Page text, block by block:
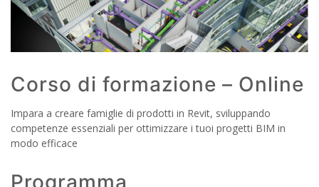
Corso di formazione – Online
Impara a creare famiglie di prodotti in Revit, sviluppando
competenze essenziali per ottimizzare i tuoi progetti BIM in
modo efficace
Programma